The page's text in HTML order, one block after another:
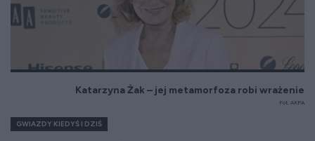
Katarzyna Żak – jej metamorfoza robi wrażenie
Fot. AKPA
GWIAZDY KIEDYŚ I DZIŚ